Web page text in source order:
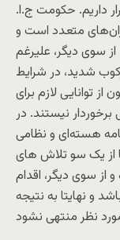
داریم. حکومت ج.ا.
متعدد است و
سوی دیگر، علیرغم
شدید، در شرایط
توانایی لازم برای
نیستند. در
هسته‌ای و نظامی
از یک سو تلاش های
و از سوی دیگر، اقدام
و نهایتا به نتیجه